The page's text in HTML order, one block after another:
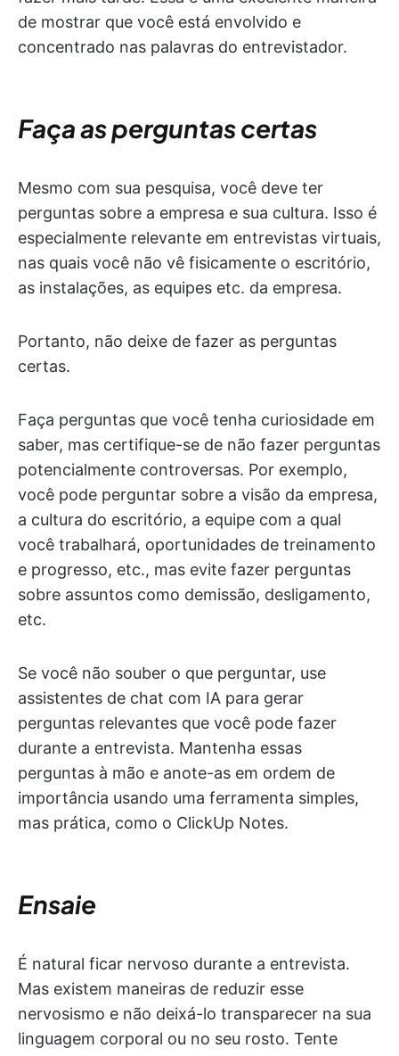
de mostrar que você está envolvido e
concentrado nas palavras do entrevistador.
Faça as perguntas certas
Mesmo com sua pesquisa, você deve ter
perguntas sobre a empresa e sua cultura. Isso é
especialmente relevante em entrevistas virtuais,
nas quais você não vê fisicamente o escritório,
as instalações, as equipes etc. da empresa.
Portanto, não deixe de fazer as perguntas
certas.
Faça perguntas que você tenha curiosidade em
saber, mas certifique-se de não fazer perguntas
potencialmente controversas. Por exemplo,
você pode perguntar sobre a visão da empresa,
a cultura do escritório, a equipe com a qual
você trabalhará, oportunidades de treinamento
e progresso, etc., mas evite fazer perguntas
sobre assuntos como demissão, desligamento,
etc.
Se você não souber o que perguntar, use
assistentes de chat com IA para gerar
perguntas relevantes que você pode fazer
durante a entrevista. Mantenha essas
perguntas à mão e anote-as em ordem de
importância usando uma ferramenta simples,
mas prática, como o ClickUp Notes.
Ensaie
É natural ficar nervoso durante a entrevista.
Mas existem maneiras de reduzir esse
nervosismo e não deixá-lo transparecer na sua
linguagem corporal ou no seu rosto. Tente